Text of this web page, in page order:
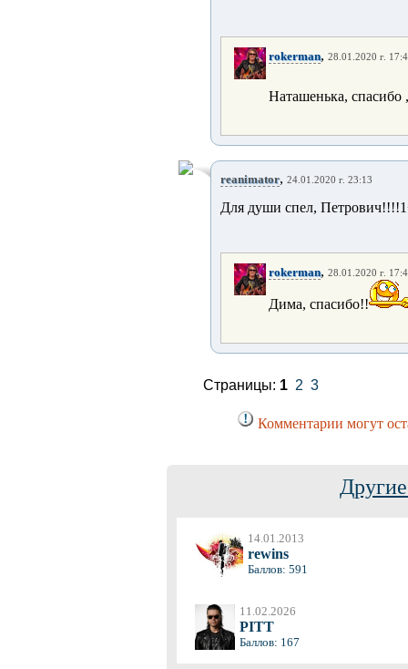
rokerman, 28.01.2020 г.
Наташенька, спасибо
reanimator, 24.01.2020 г. 23:13
Для души спел,
rokerman, 28.01.2020 г.
Дима, спасибо!!
Страницы: 1 2 3
Комментарии могут
14.01.2013
rewins
Баллов: 591
11.02.2026
PITT
Баллов: 167